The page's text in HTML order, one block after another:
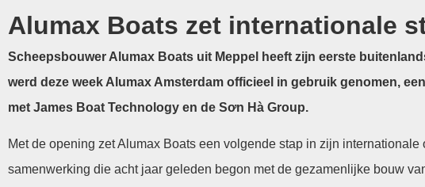
Alumax Boats zet internationale
Scheepsbouwer Alumax Boats uit Meppel heeft zijn eerste
werd deze week Alumax Amsterdam officieel in gebruik genomen,
met James Boat Technology en de Sơn Hà Group.
Met de opening zet Alumax Boats een volgende stap in zijn
samenwerking die acht jaar geleden begon met de gezamenlijke bouw